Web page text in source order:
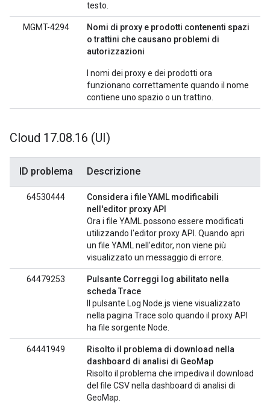
testo.
MGMT-4294
Nomi di proxy e prodotti contenenti spazi
o trattini che causano problemi di
autorizzazioni
I nomi dei proxy e dei prodotti ora
funzionano correttamente quando il nome
contiene uno spazio o un trattino.
Cloud 17.08.16 (UI)
ID problema Descrizione
64530444
Considera i file YAML modificabili
nell'editor proxy API
Ora i file YAML possono essere modificati
utilizzando l'editor proxy API. Quando apri
un file YAML nell'editor, non viene più
visualizzato un messaggio di errore.
64479253
Pulsante Correggi log abilitato nella
scheda Trace
Il pulsante Log Node.js viene visualizzato
nella pagina Trace solo quando il proxy API
ha file sorgente Node.
64441949
Risolto il problema di download nella
dashboard di analisi di GeoMap
Risolto il problema che impediva il download
del file CSV nella dashboard di analisi di
GeoMap.